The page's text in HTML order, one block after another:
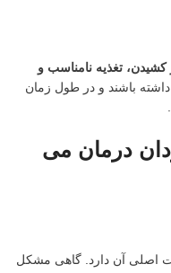
کشیدن، تغذیه نامناسب و
باشند و در طول زمان
درمان می
اصلی آن دارد. گاهی مشکل